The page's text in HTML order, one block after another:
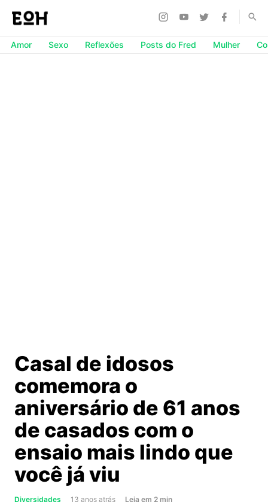
Amor Sexo Reflexões Posts do Fred Mulher
Casal de idosos
comemora o
aniversário de 61 anos
de casados com o
ensaio mais lindo que
você já viu
Diversidades 13 anos atrás Leia about
em 2 min